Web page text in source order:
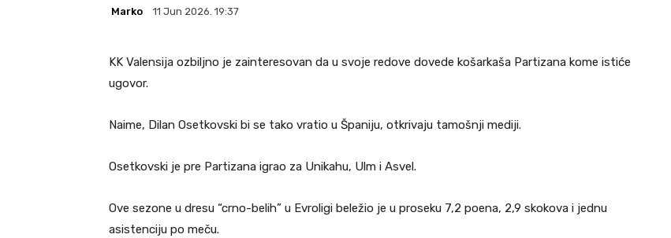
Marko 11 Jun 2026. 19:37
KK Valensija ozbiljno je zainteresovan da u svoje redove dovede košarkaša Partizana kome istiće
ugovor.
Naime, Dilan Osetkovski bi se tako vratio u Španiju, otkrivaju tamošnji mediji.
Osetkovski je pre Partizana igrao za Unikahu, Ulm i Asvel.
Ove sezone u dresu “crno-belih” u Evroligi beležio je u proseku 7,2 poena, 2,9 skokova i jednu
asistenciju po meču.